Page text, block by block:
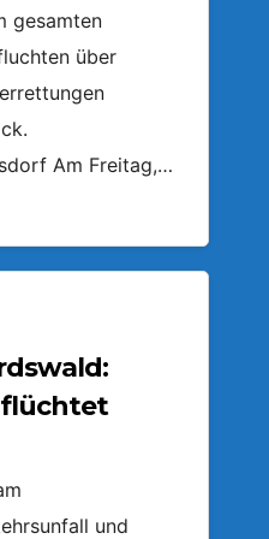
gesamten
über
Am Freitag,…
flüchtet
und